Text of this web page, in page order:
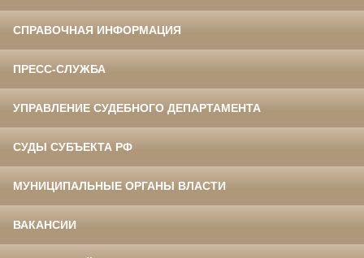
СПРАВОЧНАЯ ИНФОРМАЦИЯ
ПРЕСС-СЛУЖБА
УПРАВЛЕНИЕ СУДЕБНОГО ДЕПАРТАМЕНТА
СУДЫ СУБЪЕКТА РФ
МУНИЦИПАЛЬНЫЕ ОРГАНЫ ВЛАСТИ
ВАКАНСИИ